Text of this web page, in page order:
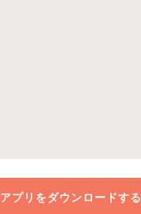
アプリをダウンロードする